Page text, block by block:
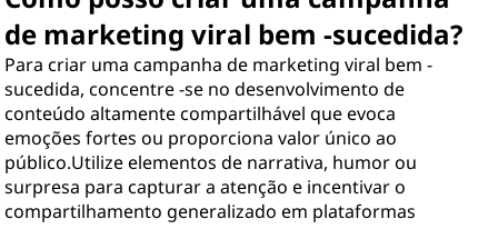
de marketing viral bem -sucedida?
Para criar uma campanha de marketing viral bem -
sucedida, concentre -se no desenvolvimento de
conteúdo altamente compartilhável que evoca
emoções fortes ou proporciona valor único ao
público.Utilize elementos de narrativa, humor ou
surpresa para capturar a atenção e incentivar o
compartilhamento generalizado em plataformas